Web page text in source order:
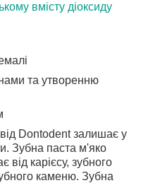
вмісту діоксиду
та утворенню
Dontodent залишає у
Зубна паста м'яко
від карієсу, зубного
каменю. Зубна